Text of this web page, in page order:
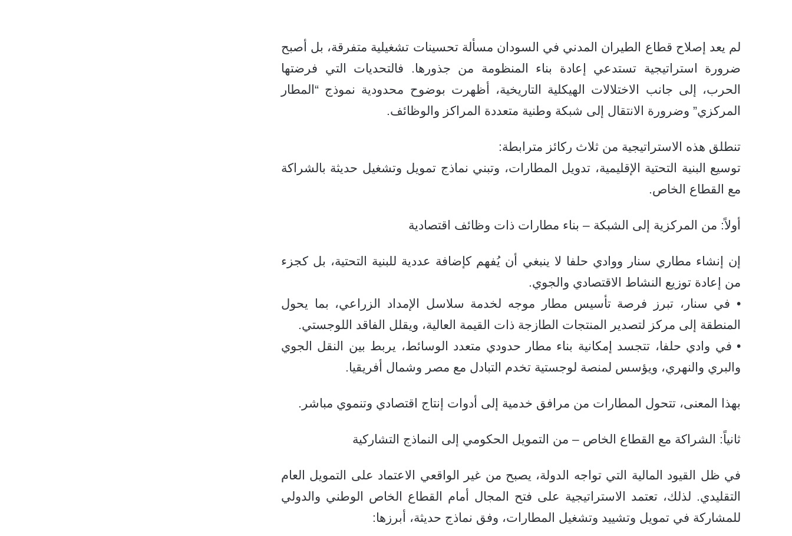
لم يعد إصلاح قطاع الطيران المدني في السودان مسألة تحسينات تشغيلية متفرقة، بل أصبح
ضرورة استراتيجية تستدعي إعادة بناء المنظومة من جذورها. فالتحديات التي فرضتها
الحرب، إلى جانب الاختلالات الهيكلية التاريخية، أظهرت بوضوح محدودية نموذج “المطار
المركزي” وضرورة الانتقال إلى شبكة وطنية متعددة المراكز والوظائف.
تنطلق هذه الاستراتيجية من ثلاث ركائز مترابطة:
توسيع البنية التحتية الإقليمية، تدويل المطارات، وتبني نماذج تمويل وتشغيل حديثة بالشراكة
مع القطاع الخاص.
أولاً: من المركزية إلى الشبكة – بناء مطارات ذات وظائف اقتصادية
إن إنشاء مطاري سنار ووادي حلفا لا ينبغي أن يُفهم كإضافة عددية للبنية التحتية، بل كجزء
من إعادة توزيع النشاط الاقتصادي والجوي.
• في سنار، تبرز فرصة تأسيس مطار موجه لخدمة سلاسل الإمداد الزراعي، بما يحول
المنطقة إلى مركز لتصدير المنتجات الطازجة ذات القيمة العالية، ويقلل الفاقد اللوجستي.
• في وادي حلفا، تتجسد إمكانية بناء مطار حدودي متعدد الوسائط، يربط بين النقل الجوي
والبري والنهري، ويؤسس لمنصة لوجستية تخدم التبادل مع مصر وشمال أفريقيا.
بهذا المعنى، تتحول المطارات من مرافق خدمية إلى أدوات إنتاج اقتصادي وتنموي مباشر.
ثانياً: الشراكة مع القطاع الخاص – من التمويل الحكومي إلى النماذج التشاركية
في ظل القيود المالية التي تواجه الدولة، يصبح من غير الواقعي الاعتماد على التمويل العام
التقليدي. لذلك، تعتمد الاستراتيجية على فتح المجال أمام القطاع الخاص الوطني والدولي
للمشاركة في تمويل وتشييد وتشغيل المطارات، وفق نماذج حديثة، أبرزها: